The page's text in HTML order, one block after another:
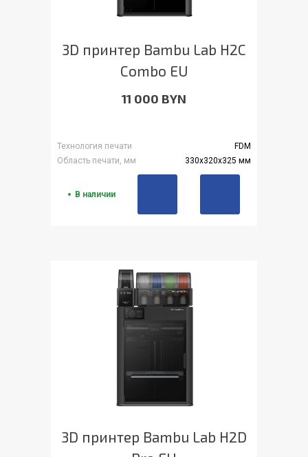
3D принтер Bambu Lab H2C
Combo EU
11 000 BYN
Технология печати
FDM
Область печати, мм
330x320x325 мм
В наличии
3D принтер Bambu Lab H2D